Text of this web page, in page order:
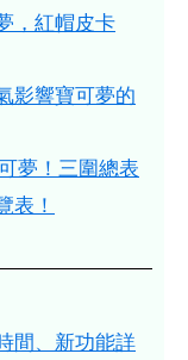
，紅帽皮卡
影響寶可夢的
夢！三圍總表
表！
間、新功能詳